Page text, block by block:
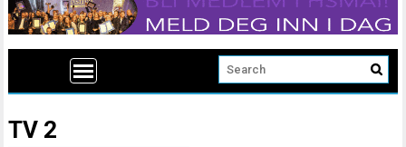
TV 2